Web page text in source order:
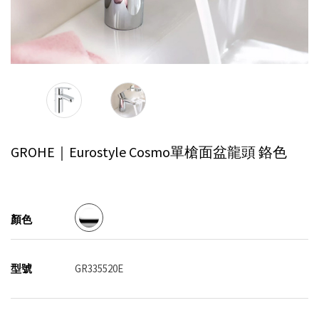
GROHE｜Eurostyle Cosmo單槍面盆龍頭鉻色
顏色
型號 GR335520E